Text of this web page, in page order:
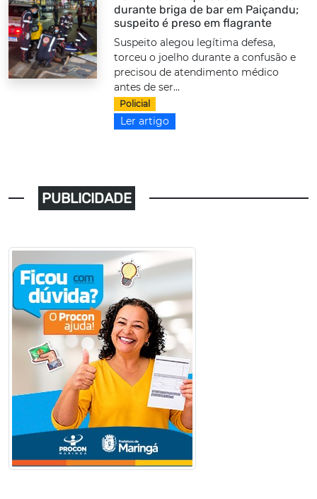
durante briga de bar em Paiçandu;
suspeito é preso em flagrante
Suspeito alegou legítima defesa,
torceu o joelho durante a confusão e
precisou de atendimento médico
antes de ser...
Policial
Ler artigo
PUBLICIDADE